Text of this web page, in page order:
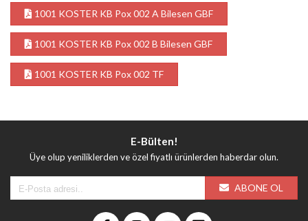
1001 KOSTER KB Pox 002 A Bilesen GBF
1001 KOSTER KB Pox 002 B Bilesen GBF
1001 KOSTER KB Pox 002 TF
E-Bülten!
Üye olup yeniliklerden ve özel fiyatlı ürünlerden haberdar olun.
ABONE OL